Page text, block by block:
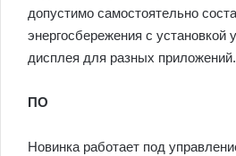
допустимо самостоятельно
энергосбережения с установкой
дисплея для разных приложений.
ПО
Новинка работает под